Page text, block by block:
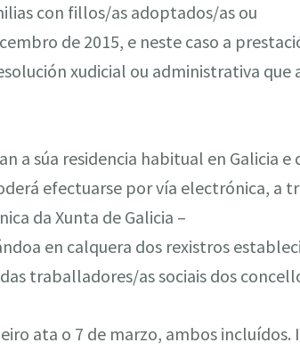
con fillos/as adoptados/as ou
de 2015, e neste caso a
xudicial ou administrativa que
a súa residencia habitual en Galicia e
efectuarse por vía electrónica, a
da Xunta de Galicia –
en calquera dos rexistros
traballadores/as sociais dos
ata o 7 de marzo, ambos incluídos.